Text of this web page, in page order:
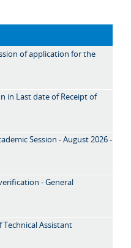
of application for the
in Last date of Receipt of
Session - August 2026 -
- General
Assistant